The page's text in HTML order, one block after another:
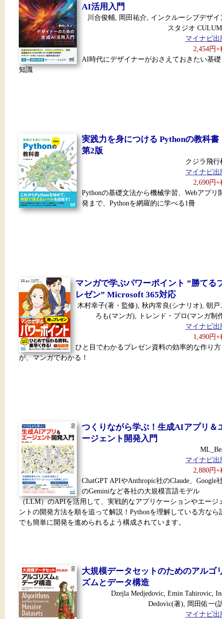
AI活用入門
川合俊輔, 岡田祐介, インクルーシブデザイ
スタジオ
マイナビ出
2,454円+
AI時代にデザイナーがおさえておきたい基礎
知識
実践力を身につける Pythonの教科書
第2版
クジラ飛行
マイナビ出
2,690円+
Pythonの基礎文法から機械学習、Webアプリ
発まで、Pythonを網羅的に学べる1冊
マンガで学ぶパワーポイント ”勝てる
レゼン” Microsoft 365対応
木村幸子(著・監修), 秋内常良(シナリオ), 朝戸
ろも(マンガ), トレンド・プロ(マンガ制
マイナビ出
1,490円+
ひと目でわかるプレゼン資料の効率的な作り方
が、マンガでわかる！
つくりながら学ぶ！生成AIアプリ＆
ージェント開発入門
マイナビ出
2,880円+
ChatGPT APIやAnthropic社のClaude、Google
のGeminiなど各社の大規模言語モデル
（LLM）のAPIを活用して、実戦的なアプリケーションやエージ
ントの開発方法を順を追って解説！Pythonを理解している方なら
でも簡単に開発を進められるよう構成されています。
大規模データセットのためのアルゴ
ズムとデータ構造
Dzejla Medjedovic, Emin Tahirovic,
Dedovic(著), 岡田佑一(
マイナビ出